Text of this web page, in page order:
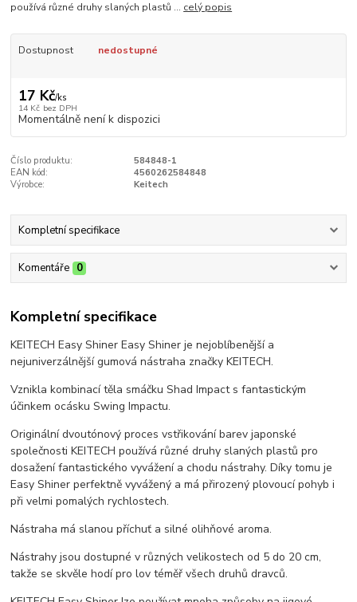
používá různé druhy slaných plastů ... celý popis
Dostupnost nedostupné
17 Kč/ks
14 Kč bez DPH
Momentálně není k dispozici
Číslo produktu:
584848-1
EAN kód:
4560262584848
Výrobce:
Keitech
Kompletní specifikace
Komentáře 0
Kompletní specifikace
KEITECH Easy Shiner Easy Shiner je nejoblíbenější a
nejuniverzálnější gumová nástraha značky KEITECH.
Vznikla kombinací těla smáčku Shad Impact s fantastickým
účinkem ocásku Swing Impactu.
Originální dvoutónový proces vstřikování barev japonské
společnosti KEITECH používá různé druhy slaných plastů pro
dosažení fantastického vyvážení a chodu nástrahy. Díky tomu je
Easy Shiner perfektně vyvážený a má přirozený plovoucí pohyb i
při velmi pomalých rychlostech.
Nástraha má slanou příchuť a silné olihňové aroma.
Nástrahy jsou dostupné v různých velikostech od 5 do 20 cm,
takže se skvěle hodí pro lov téměř všech druhů dravců.